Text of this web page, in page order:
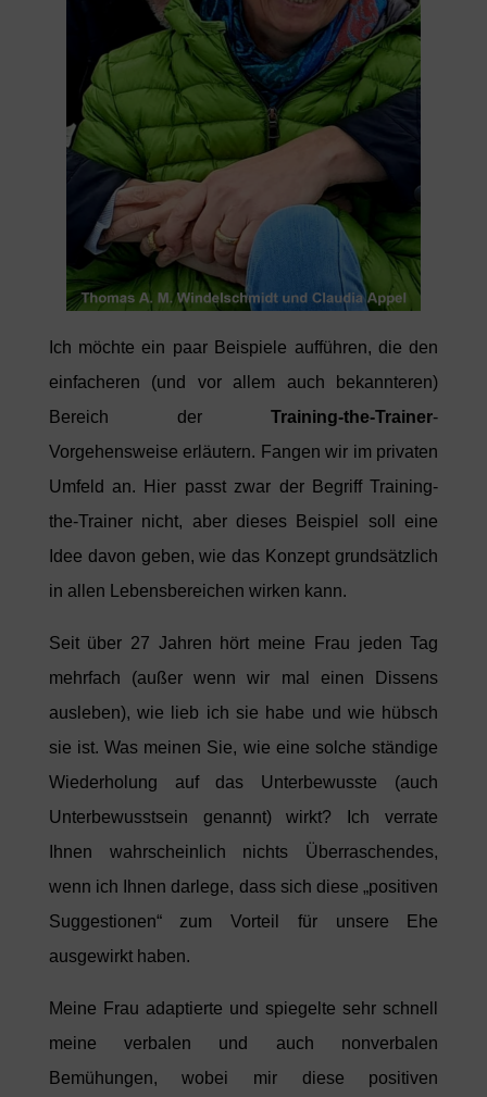
Ich möchte ein paar Beispiele aufführen, die den
einfacheren (und vor allem auch bekannteren)
Bereich derTraining-the-Trainer-
Vorgehensweise erläutern. Fangen wir im privaten
Umfeld an. Hier passt zwar der Begriff Training-
the-Trainer nicht, aber dieses Beispiel soll eine
Idee davon geben, wie das Konzept grundsätzlich
in allen Lebensbereichen wirken kann.
Seit über 27 Jahren hört meine Frau jeden Tag
mehrfach (außer wenn wir mal einen Dissens
ausleben), wie lieb ich sie habe und wie hübsch
sie ist. Was meinen Sie, wie eine solche ständige
Wiederholung auf das Unterbewusste (auch
Unterbewusstsein genannt) wirkt? Ich verrate
Ihnen wahrscheinlich nichts Überraschendes,
wenn ich Ihnen darlege, dass sich diese „positiven
Suggestionen“ zum Vorteil für unsere Ehe
ausgewirkt haben.
Meine Frau adaptierte und spiegelte sehr schnell
meine verbalen und auch nonverbalen
Bemühungen, wobei mir diese positiven